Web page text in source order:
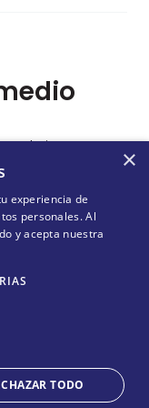
COMPRAR
novedades!
×
experiencia de
personales. Al
y acepta nuestra
TODO